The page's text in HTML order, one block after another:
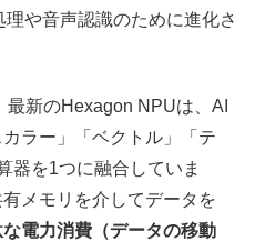
や音声認識のために進化さ
最新のHexagon NPUは、AI
ラー」「ベクトル」「テ
器を1つに融合していま
メモリを介してデータを
電力消費（データの移動